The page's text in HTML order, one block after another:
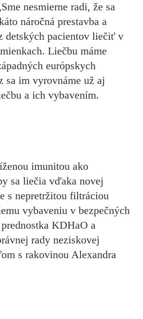
nesmierne radi, že sa
náročná prestavba a
detských pacientov liečiť v
Liečbu máme
európskych
sa im vyrovnáme už aj
a ich vybavením.
imunitou ako
sa liečia vďaka novej
s nepretržitou filtráciou
vybaveniu v bezpečných
KDHaO a
rady neziskovej
s rakovinou Alexandra